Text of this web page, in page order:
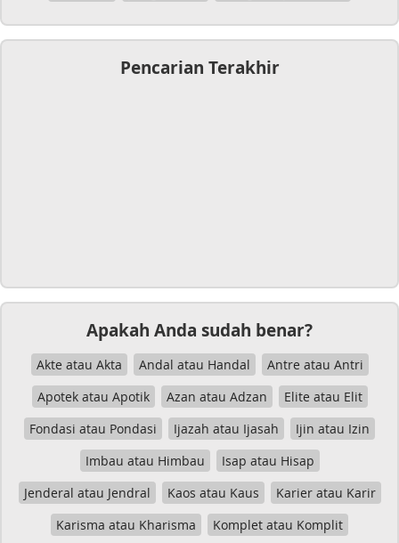
Pencarian Terakhir
Apakah Anda sudah benar?
Akte atau Akta Andal atau Handal
Antre atau Antri
Apotek atau Apotik
Azan atau Adzan
Elite atau Elit
Fondasi atau Pondasi
Ijazah atau Ijasah
Ijin atau Izin
Imbau atau Himbau
Isap atau Hisap
Jenderal atau Jendral
Kaos atau Kaus
Karier atau Karir
Karisma atau Kharisma
Komplet atau Komplit